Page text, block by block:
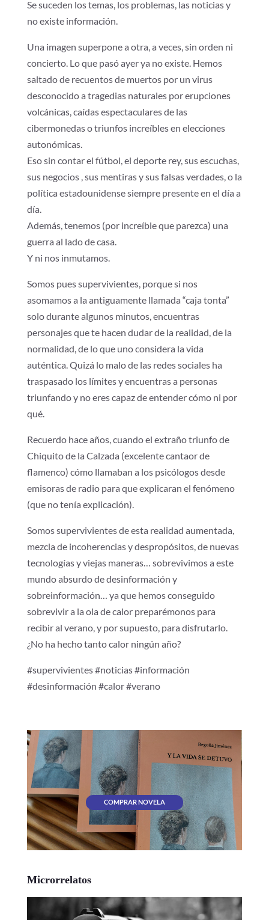
Se suceden los temas, los problemas, las noticias y
no existe información.
Una imagen superpone a otra, a veces, sin orden ni
concierto. Lo que pasó ayer ya no existe. Hemos
saltado de recuentos de muertos por un virus
desconocido a tragedias naturales por erupciones
volcánicas, caídas espectaculares de las
cibermonedas o triunfos increíbles en elecciones
autonómicas.
Eso sin contar el fútbol, el deporte rey, sus escuchas,
sus negocios , sus mentiras y sus falsas verdades, o la
política estadounidense siempre presente en el día a
día.
Además, tenemos (por increíble que parezca) una
guerra al lado de casa.
Y ni nos inmutamos.
Somos pues supervivientes, porque si nos
asomamos a la antiguamente llamada “caja tonta”
solo durante algunos minutos, encuentras
personajes que te hacen dudar de la realidad, de la
normalidad, de lo que uno considera la vida
auténtica. Quizá lo malo de las redes sociales ha
traspasado los límites y encuentras a personas
triunfando y no eres capaz de entender cómo ni por
qué.
Recuerdo hace años, cuando el extraño triunfo de
Chiquito de la Calzada (excelente cantaor de
flamenco) cómo llamaban a los psicólogos desde
emisoras de radio para que explicaran el fenómeno
(que no tenía explicación).
Somos supervivientes de esta realidad aumentada,
mezcla de incoherencias y despropósitos, de nuevas
tecnologías y viejas maneras… sobrevivimos a este
mundo absurdo de desinformación y
sobreinformación… ya que hemos conseguido
sobrevivir a la ola de calor preparémonos para
recibir al verano, y por supuesto, para disfrutarlo.
¿No ha hecho tanto calor ningún año?
#supervivientes #noticias #información
#desinformación #calor #verano
COMPRAR NOVELA
Microrrelatos